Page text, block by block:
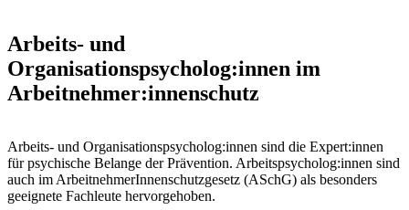
Arbeits- und
Organisationspsycholog:innen im
Arbeitnehmer:innenschutz
Arbeits- und Organisationspsycholog:innen sind die Expert:innen
für psychische Belange der Prävention. Arbeitspsycholog:innen sind
auch im ArbeitnehmerInnenschutzgesetz (ASchG) als besonders
geeignete Fachleute hervorgehoben.